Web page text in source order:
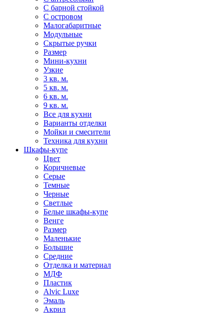
С барной стойкой
С островом
Малогабаритные
Модульные
Скрытые ручки
Размер
Мини-кухни
Узкие
3 кв. м.
5 кв. м.
6 кв. м.
9 кв. м.
Все для кухни
Варианты отделки
Мойки и смесители
Техника для кухни
Шкафы-купе
Цвет
Коричневые
Серые
Темные
Черные
Светлые
Белые шкафы-купе
Венге
Размер
Маленькие
Большие
Средние
Отделка и материал
МДФ
Пластик
Alvic Luxe
Эмаль
Акрил